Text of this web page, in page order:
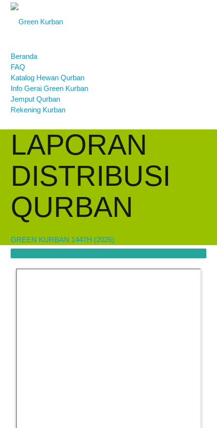
Beranda
FAQ
Katalog Hewan Qurban
Info Gerai Green Kurban
Jemput Qurban
Rekening Kurban
LAPORAN
DISTRIBUSI
QURBAN
GREEN KURBAN 1447H (2026)